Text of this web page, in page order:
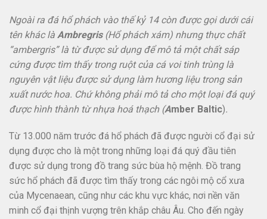
Ngoài ra đá hổ phách vào thế kỷ 14 còn được gọi dưới cái
tên khác là Ambregris(Hổ phách xám) nhưng thực chất
“ambergris” là từ được sử dụng để mô tả một chất sáp
cứng được tìm thấy trong ruột của cá voi tinh trùng là
nguyên vật liệu được sử dụng làm hương liệu trong sản
xuất nước hoa. Chứ không phải mô tả cho một loại đá quý
được hình thành từ nhựa hoá thạch (Amber Baltic).
Từ 13.000 năm trước đá hổ phách đã được người cổ đại sử
dụng được cho là một trong những loại đá quý đầu tiên
được sử dụng trong đồ trang sức bùa hộ mệnh. Đồ trang
sức hổ phách đã được tìm thấy trong các ngôi mộ cổ xưa
của Mycenaean, cũng như các khu vực khác, nơi nền văn
minh cổ đại thịnh vượng trên khắp châu Âu. Cho đến ngày